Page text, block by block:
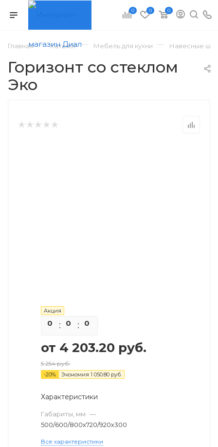
0 0 0
Главная — Каталог — Мебель для кухни — Навесные
Горизонт со стеклом
Эко
Акция
0 0 0
от 4 203.20 руб.
5 254 руб.
-20% Экономия 1 050.80 руб.
Характеристики
Габариты, мм —
500/600/800х720/920х300
Все характеристики